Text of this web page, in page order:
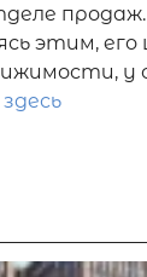
этим,
здесь